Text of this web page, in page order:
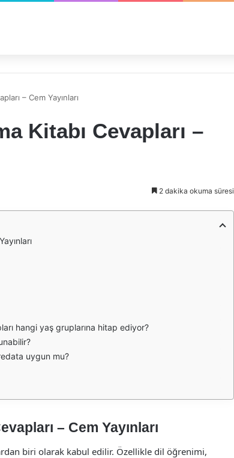
– Cem Yayınları
Kitabı Cevapları –
2 dakika okuma süresi
hangi yaş gruplarına hitap ediyor?
uygun mu?
– Cem Yayınları
biri olarak kabul edilir. Özellikle dil öğrenimi,